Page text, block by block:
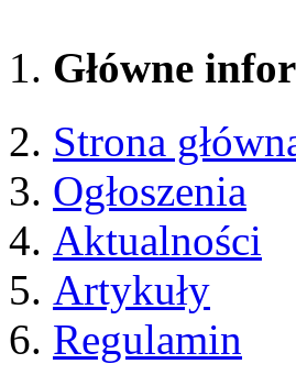
Główne
Strona
Ogłoszenia
Aktualności
Artykuły
Regulamin